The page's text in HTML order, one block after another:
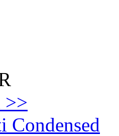
>>
Condensed